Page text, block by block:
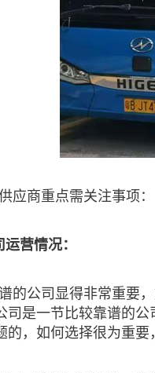
应商重点需关注事项：
营情况：
的公司显得非常重要
司是一节比较靠谱的
的，如何选择很为重